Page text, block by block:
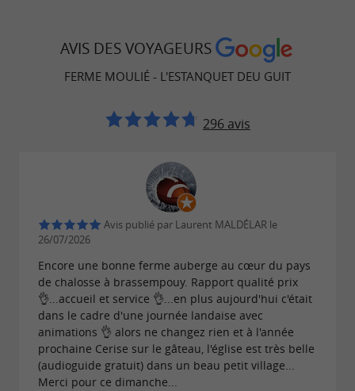
AVIS DES VOYAGEURS
FERME MOULIÉ - L'ESTANQUET DEU GUIT
296 avis
Avis publié par Laurent MALDÉLAR le
26/07/2026
Encore une bonne ferme auberge au cœur du pays
de chalosse à brassempouy. Rapport qualité prix
👌...accueil et service 👌...en plus aujourd'hui c'était
dans le cadre d'une journée landaise avec
animations 👌 alors ne changez rien et à l'année
prochaine Cerise sur le gâteau, l'église est très belle
(audioguide gratuit) dans un beau petit village...
Merci pour ce dimanche...